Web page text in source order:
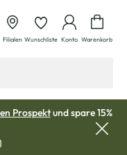
Filialen Wunschliste Konto Warenkorb
Prospektund spare 15%